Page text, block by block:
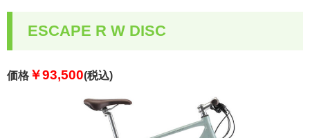
ESCAPE R W DISC
価格 ￥93,500(税込)